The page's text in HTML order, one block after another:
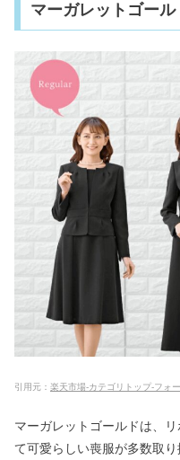
マーガレットゴール
引用元： 楽天市場-カテゴリトップ-フォ
マーガレットゴールドは、
て可愛らしい喪服が多数取り